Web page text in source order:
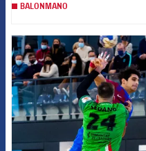
BALONMANO